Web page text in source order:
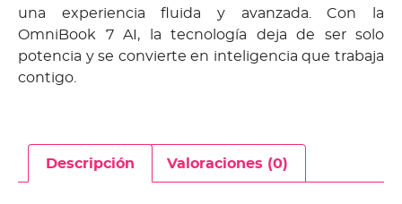
una experiencia fluida y avanzada. Con la
OmniBook 7 AI, la tecnología deja de ser solo
potencia y se convierte en inteligencia que trabaja
contigo.
Descripción Valoraciones (0)